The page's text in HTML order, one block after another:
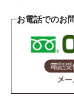
お電話でのお